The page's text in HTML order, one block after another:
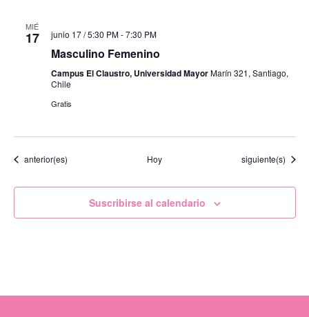
MIÉ
17 junio 17 / 5:30 PM-7:30 PM
Masculino Femenino
Campus El Claustro, Universidad MayorMarín 321, Santiago,
Chile
Gratis
Eventos
anterior(es) Hoy Eventos
siguiente(s)
Suscribirse al calendario